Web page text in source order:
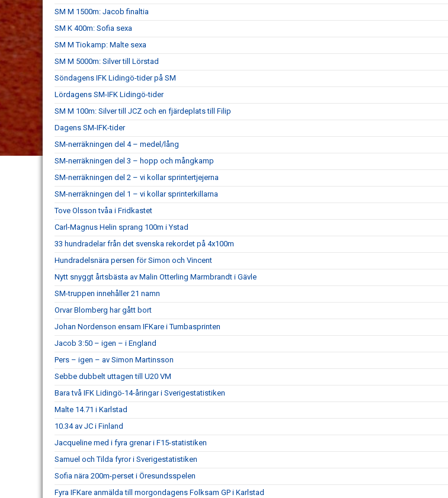
SM M 1500m: Jacob finaltia
SM K 400m: Sofia sexa
SM M Tiokamp: Malte sexa
SM M 5000m: Silver till Lörstad
Söndagens IFK Lidingö-tider på SM
Lördagens SM-IFK Lidingö-tider
SM M 100m: Silver till JCZ och en fjärdeplats till Filip
Dagens SM-IFK-tider
SM-nerräkningen del 4 – medel/lång
SM-nerräkningen del 3 – hopp och mångkamp
SM-nerräkningen del 2 – vi kollar sprintertjejerna
SM-nerräkningen del 1 – vi kollar sprinterkillarna
Tove Olsson tvåa i Fridkastet
Carl-Magnus Helin sprang 100m i Ystad
33 hundradelar från det svenska rekordet på 4x100m
Hundradelsnära persen för Simon och Vincent
Nytt snyggt årtsbästa av Malin Otterling Marmbrandt i Gävle
SM-truppen innehåller 21 namn
Orvar Blomberg har gått bort
Johan Nordenson ensam IFKare i Tumbasprinten
Jacob 3:50 – igen – i England
Pers – igen – av Simon Martinsson
Sebbe dubbelt uttagen till U20 VM
Bara två IFK Lidingö-14-åringar i Sverigestatistiken
Malte 14.71 i Karlstad
10.34 av JC i Finland
Jacqueline med i fyra grenar i F15-statistiken
Samuel och Tilda fyror i Sverigestatistiken
Sofia nära 200m-perset i Öresundsspelen
Fyra IFKare anmälda till morgondagens Folksam GP i Karlstad